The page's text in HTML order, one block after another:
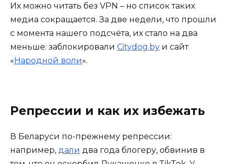
Их можно читать без VPN – но список таких
медиа сокращается. За две недели, что прошли
с момента нашего подсчёта, их стало на два
меньше: заблокировали Citydog.by и сайт
«Народной воли».
Репрессии и как их избежать
В Беларуси по-прежнему репрессии:
например, дали два года блогеру, обвинив в